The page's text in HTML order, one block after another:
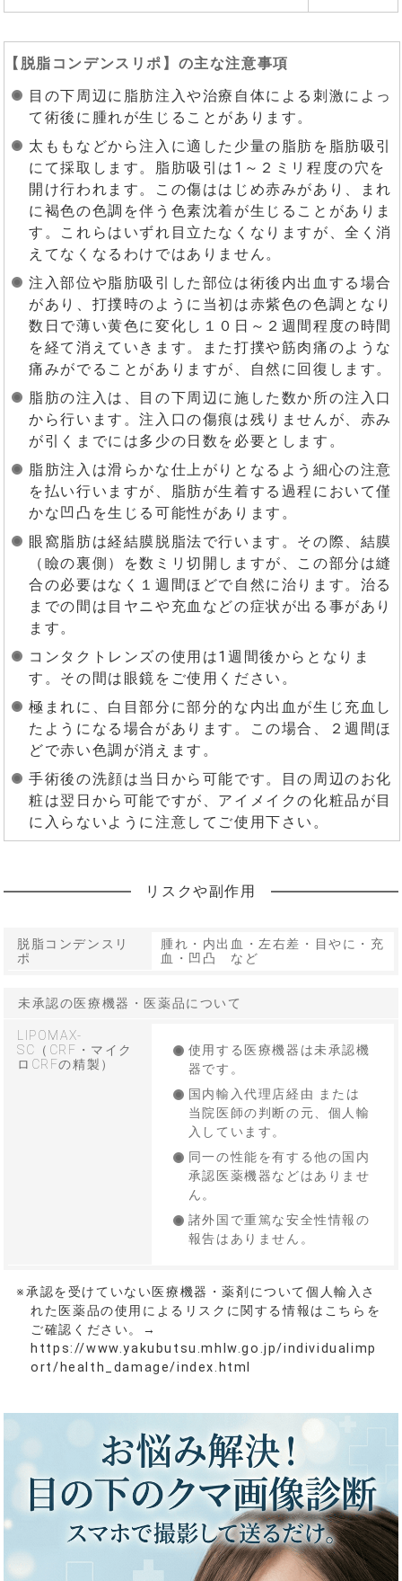
【 脱脂コンデンスリポ 】の主な注意事項
目の下周辺に脂肪注入や治療自体による刺激によっ
て術後に腫れが生じることがあります。
太ももなどから注入に適した少量の脂肪を脂肪吸引
にて採取します。脂肪吸引は1～２ミリ程度の穴を
開け行われます。この傷ははじめ赤みがあり、まれ
に褐色の色調を伴う色素沈着が生じることがありま
す。これらはいずれ目立たなくなりますが、全く消
えてなくなるわけではありません。
注入部位や脂肪吸引した部位は術後内出血する場合
があり、打撲時のように当初は赤紫色の色調となり
数日で薄い黄色に変化し１０日～２週間程度の時間
を経て消えていきます。また打撲や筋肉痛のような
痛みがでることがありますが、自然に回復します。
脂肪の注入は、目の下周辺に施した数か所の注入口
から行います。注入口の傷痕は残りませんが、赤み
が引くまでには多少の日数を必要とします。
脂肪注入は滑らかな仕上がりとなるよう細心の注意
を払い行いますが、脂肪が生着する過程において僅
かな凹凸を生じる可能性があります。
眼窩脂肪は経結膜脱脂法で行います。その際、結膜
（瞼の裏側）を数ミリ切開しますが、この部分は縫
合の必要はなく１週間ほどで自然に治ります。治る
までの間は目ヤニや充血などの症状が出る事があり
ます。
コンタクトレンズの使用は1週間後からとなりま
す。その間は眼鏡をご使用ください。
極まれに、白目部分に部分的な内出血が生じ充血し
たようになる場合があります。この場合、２週間ほ
どで赤い色調が消えます。
手術後の洗顔は当日から可能です。目の周辺のお化
粧は翌日から可能ですが、アイメイクの化粧品が目
に入らないように注意してご使用下さい。
リスクや副作用
脱脂コンデンスリ
ポ
腫れ・内出血・左右差・目やに・充
血・凹凸 など
未承認の医療機器・医薬品について
LIPOMAX-
SC（CRF・マイク
ロCRFの精製）
使用する医療機器は未承認機
器です。
国内輸入代理店経由 または
当院医師の判断の元、個人輸
入しています。
同一の性能を有する他の国内
承認医薬機器などはありませ
ん。
諸外国で重篤な安全性情報の
報告はありません。
※承認を受けていない医療機器・薬剤について個人輸入さ
れた医薬品の使用によるリスクに関する情報はこちらを
ご確認ください。→
https://www.yakubutsu.mhlw.go.jp/individualimp
ort/health_damage/index.html